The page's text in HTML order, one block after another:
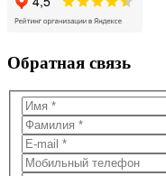
Обратная связь